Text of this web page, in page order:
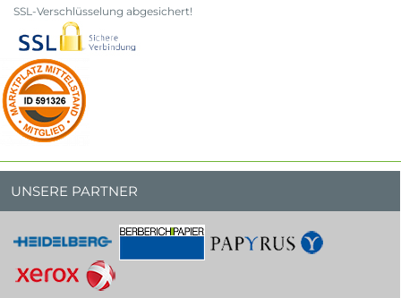
SSL-Verschlüsselung abgesichert!
UNSERE PARTNER